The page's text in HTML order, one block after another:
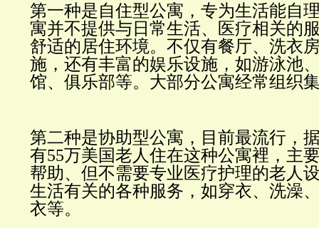
第一种是自住型公寓，专为生活能自
寓并不提供与日常生活、医疗相关的
舒适的居住环境。不仅有餐厅、洗衣
施，还有丰富的娱乐设施，如游泳池
馆、俱乐部等。大部分公寓经常组织
第二种是协助型公寓，目前最流行，
有55万美国老人住在这种公寓裡，主
帮助、但不需要专业医疗护理的老人
生活有关的各种服务，如穿衣、洗澡
衣等。